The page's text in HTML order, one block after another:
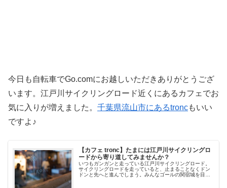
今日も自転車でGo.comにお越しいただきありがとうござ
います。江戸川サイクリングロード近くにあるカフェでお
気に入りが増えました。 千葉県流山市にあるtroncもいい
ですよ♪
【カフェ tronc】たまには江戸川サイクリングロ
ードから寄り道してみませんか？
いつもガンガンと走っている江戸川サイクリングロード。
サイクリングロードを走っていると、止まることなくドン
ドンと先へと進んでしまう。みんなゴールの関宿城を目指